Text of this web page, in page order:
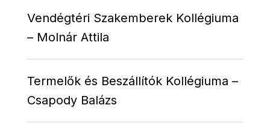
Vendégtéri Szakemberek Kollégiuma
– Molnár Attila
Termelők és Beszállítók Kollégiuma –
Csapody Balázs